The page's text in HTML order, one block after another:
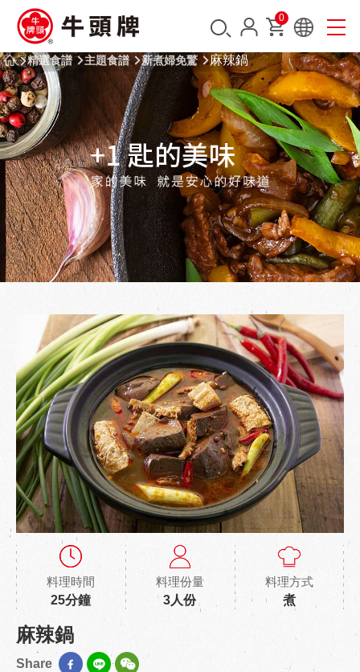
0
精選食譜 主題食譜 新煮婦免驚 麻辣鍋
料理時間
25分鐘
料理份量
3人份
料理方式
煮
麻辣鍋
Share